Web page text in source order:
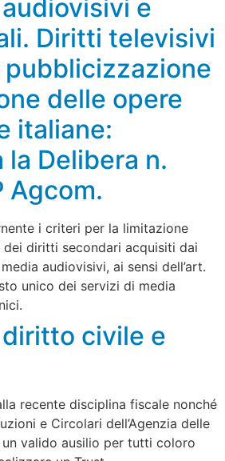
e
Diritti televisivi
pubblicizzazione
delle opere
italiane:
Delibera n.
Agcom.
i criteri per la limitazione
diritti secondari acquisiti dai
audiovisivi, ai sensi dell’art.
unico dei servizi di media
civile e
recente disciplina fiscale nonché
e Circolari dell’Agenzia delle
un valido ausilio per tutti coloro